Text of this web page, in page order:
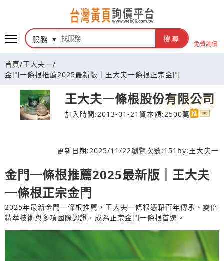
台灣黃頁詢價平台
服務 搜尋
免費詢價
首頁/王大夫一/
金門一條根推薦2025最新版｜王大夫一條根正宗金門
王大夫一條根股份有限公司
加入時間:2013-01-21 資本額:2500萬
更新日期:2025/11/22瀏覽次數:151 by:王大夫一
金門一條根推薦2025最新版｜王大夫
一條根正宗金門
2025年最新金門一條根推薦，王大夫一條根憑藉百年傳承、雙倍
精萃技術與多項國際認證，成為正宗金門一條根首選。